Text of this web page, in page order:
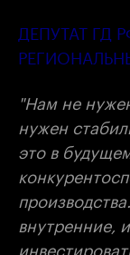
ДЕПУТАТ ГД
"Нам не
нужен
это в
внутренние,